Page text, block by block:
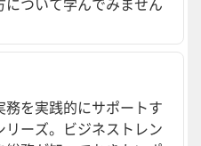
を実践的にサポートす
ーズ。ビジネストレン